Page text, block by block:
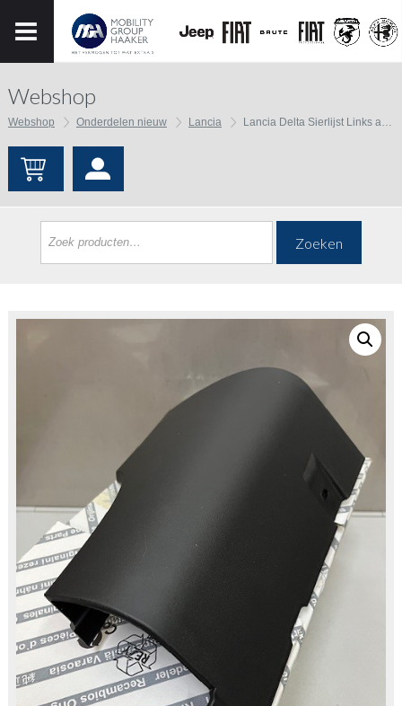
Webshop
Webshop Onderdelen nieuw Lancia Lancia Delta Sierlijst Links achter
Zoeken